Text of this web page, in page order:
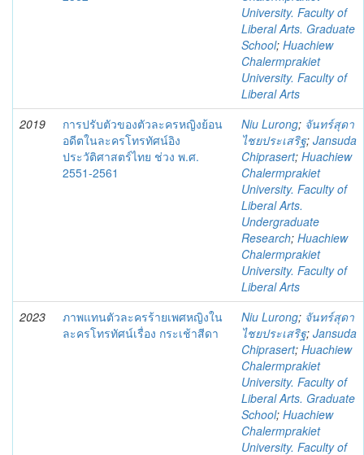
University. Faculty of
Liberal Arts. Graduate
School; Huachiew
Chalermprakiet
University. Faculty of
Liberal Arts
2019
การปรับตัวของตัวละครหญิงย้อน
อดีตในละครโทรทัศน์อิง
ประวัติศาสตร์ไทย ช่วง พ.ศ.
2551-2561
Niu Lurong; จันทร์สุดา
ไชยประเสริฐ; Jansuda
Chiprasert; Huachiew
Chalermprakiet
University. Faculty of
Liberal Arts.
Undergraduate
Research; Huachiew
Chalermprakiet
University. Faculty of
Liberal Arts
2023
ภาพแทนตัวละครร้ายเพศหญิงใน
ละครโทรทัศน์เรื่อง กระเช้าสีดา
Niu Lurong; จันทร์สุดา
ไชยประเสริฐ; Jansuda
Chiprasert; Huachiew
Chalermprakiet
University. Faculty of
Liberal Arts. Graduate
School; Huachiew
Chalermprakiet
University. Faculty of